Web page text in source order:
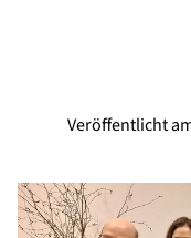
Veröffentlicht